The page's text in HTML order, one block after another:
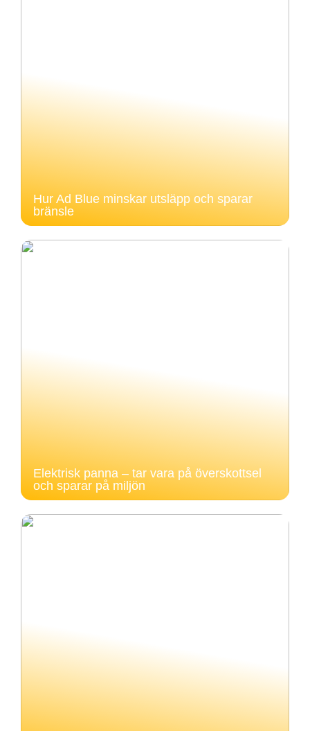
Hur Ad Blue minskar utsläpp och sparar
bränsle
Elektrisk panna – tar vara på överskottsel
och sparar på miljön